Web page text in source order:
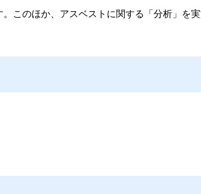
このほか、アスベストに関する「分析」を